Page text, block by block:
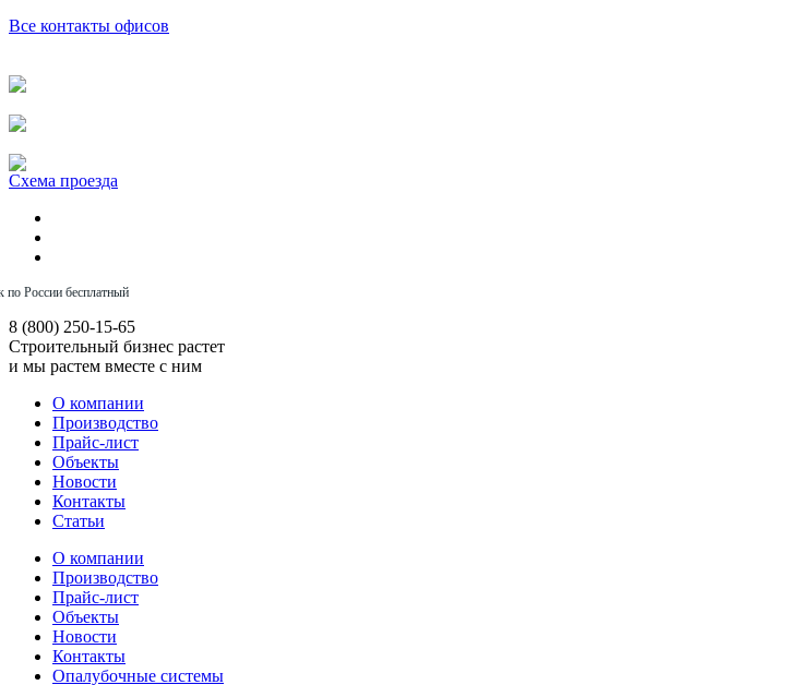
Все контакты офисов
Схема проезда
по России бесплатный
8 (800) 250-15-65
Строительный бизнес растет
и мы растем вместе с ним
О компании
Производство
Прайс-лист
Объекты
Новости
Контакты
Статьи
О компании
Производство
Прайс-лист
Объекты
Новости
Контакты
Опалубочные системы